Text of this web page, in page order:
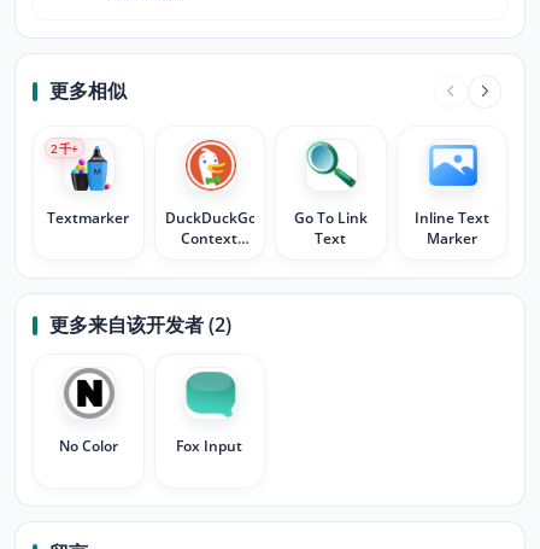
更多相似
Textmarker
2千+
DuckDuckGo
Context
Go To Link
Text
Inline Text
Marker
更多来自该开发者 (2)
No Color Fox Input